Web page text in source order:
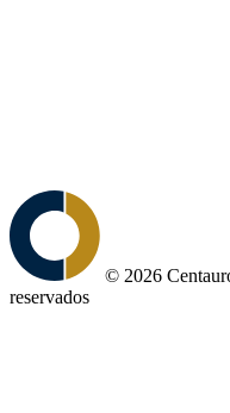
© 2026
reservados